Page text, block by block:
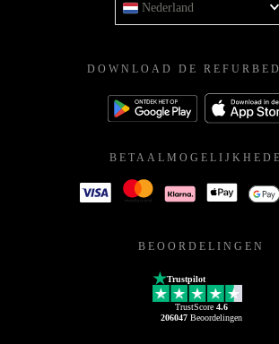
Nederland
DOWNLOAD DE
BEOORDELINGEN
Trustpilot
TrustScore 4.6
206047Beoordelingen